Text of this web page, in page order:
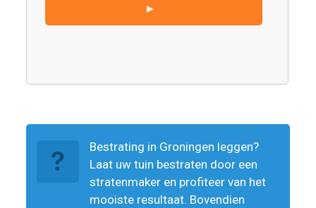
▸
Bestrating in Groningen leggen?
Laat uw tuin bestraten door een
stratenmaker en profiteer van het
mooiste resultaat. Bovendien